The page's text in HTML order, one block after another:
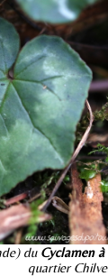
du Cyclamen
quartier